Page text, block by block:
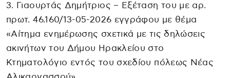
3. Γιαουρτάς Δημήτριος – Εξέταση του με αρ.
πρωτ. 46.160/13-05-2026 εγγράφου με θέμα
«Αίτημα ενημέρωσης σχετικά με τις δηλώσεις
ακινήτων του Δήμου Ηρακλείου στο
Κτηματολόγιο εντός του σχεδίου πόλεως Νέας